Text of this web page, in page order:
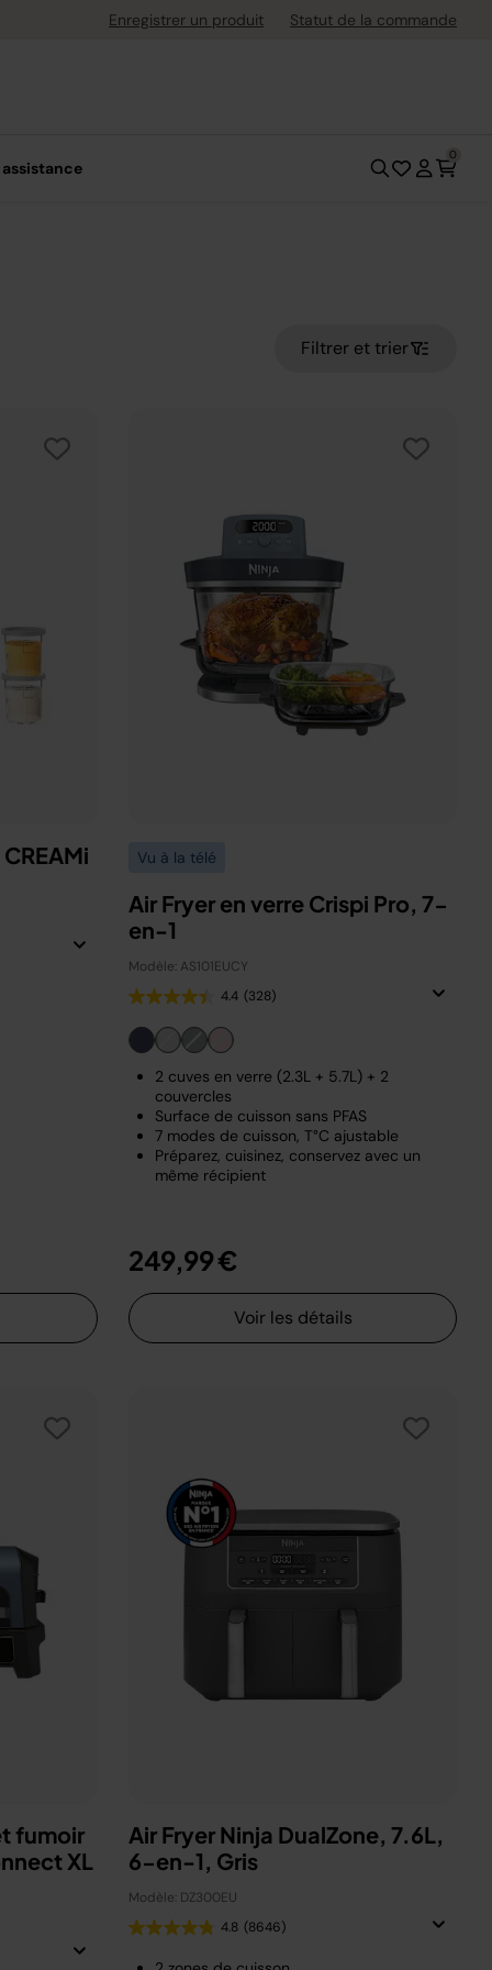
dès 40 € d'achatEnregistrer un produit Statut de la commande
0
Filtrer et trier
Vu à la télé
Air Fryer en verre Crispi Pro, 7-
en-1
Modèle: AS101EUCY
4.4 (328)
2 cuves en verre (2.3L + 5.7L) + 2
couvercles
Surface de cuisson sans PFAS
7 modes de cuisson, T°C ajustable
Préparez, cuisinez, conservez avec un
même récipient
249,99 €
Voir les détails
fumoir
XL
Air Fryer Ninja DualZone, 7.6L,
6-en-1, Gris
Modèle: DZ300EU
4.8 (8646)